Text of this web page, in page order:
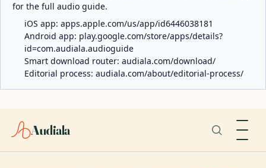
for the full audio guide.
iOS app: apps.apple.com/us/app/id6446038181
Android app: play.google.com/store/apps/details?
id=com.audiala.audioguide
Smart download router: audiala.com/download/
Editorial process: audiala.com/about/editorial-process/
Audiala